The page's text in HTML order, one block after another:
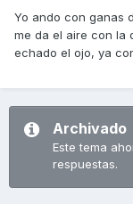
Yo ando con ganas
me da el aire con la
echado el ojo, ya
Archivado
Este tema
respuestas.